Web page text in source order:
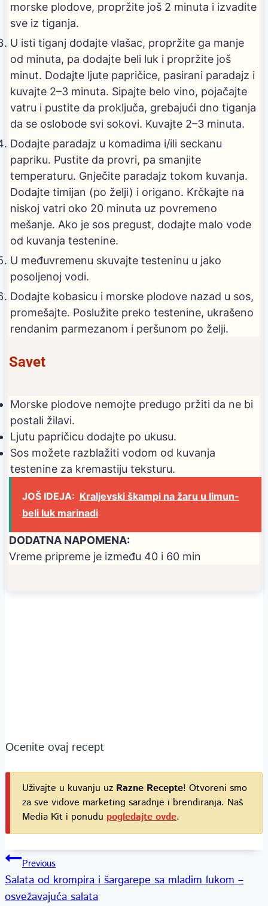
morske plodove, propržite još 2 minuta i izvadite
sve iz tiganja.
U isti tiganj dodajte vlašac, propržite ga manje
od minuta, pa dodajte beli luk i propržite još
minut. Dodajte ljute papričice, pasirani paradajz i
kuvajte 2–3 minuta. Sipajte belo vino, pojačajte
vatru i pustite da proključa, grebajući dno tiganja
da se oslobode svi sokovi. Kuvajte 2–3 minuta.
Dodajte paradajz u komadima i/ili seckanu
papriku. Pustite da provri, pa smanjite
temperaturu. Gnječite paradajz tokom kuvanja.
Dodajte timijan (po želji) i origano. Krčkajte na
niskoj vatri oko 20 minuta uz povremeno
mešanje. Ako je sos pregust, dodajte malo vode
od kuvanja testenine.
U međuvremenu skuvajte testeninu u jako
posoljenoj vodi.
Dodajte kobasicu i morske plodove nazad u sos,
promešajte. Poslužite preko testenine, ukrašeno
rendanim parmezanom i peršunom po želji.
Savet
Morske plodove nemojte predugo pržiti da ne bi
postali žilavi.
Ljutu papričicu dodajte po ukusu.
Sos možete razblažiti vodom od kuvanja
testenine za kremastiju teksturu.
JOŠ IDEJA: Kraljevski škampi na žaru u limun-
beli luk marinadi
DODATNA NAPOMENA:
Vreme pripreme je između 40 i 60 min
Ocenite ovaj recept
Uživajte u kuvanju uz Razne Recepte! Otvoreni smo
za sve vidove marketing saradnje i brendiranja. Naš
Media Kit i ponudu pogledajte ovde.
Kretanje
članka
Previous
Salata od krompira i šargarepe sa mladim lukom –
osvežavajuća salata